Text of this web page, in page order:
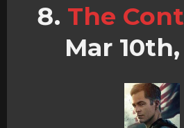
The
Mar